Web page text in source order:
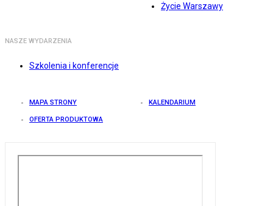
Życie Warszawy
NASZE WYDARZENIA
Szkolenia i konferencje
MAPA STRONY KALENDARIUM
OFERTA PRODUKTOWA